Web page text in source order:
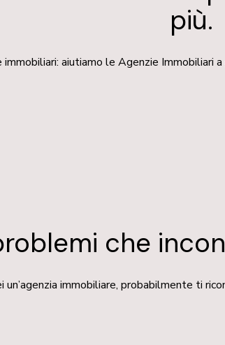
più.
aiutiamo le Agenzie
che
un’agenzia immobiliare, probabilmente ti